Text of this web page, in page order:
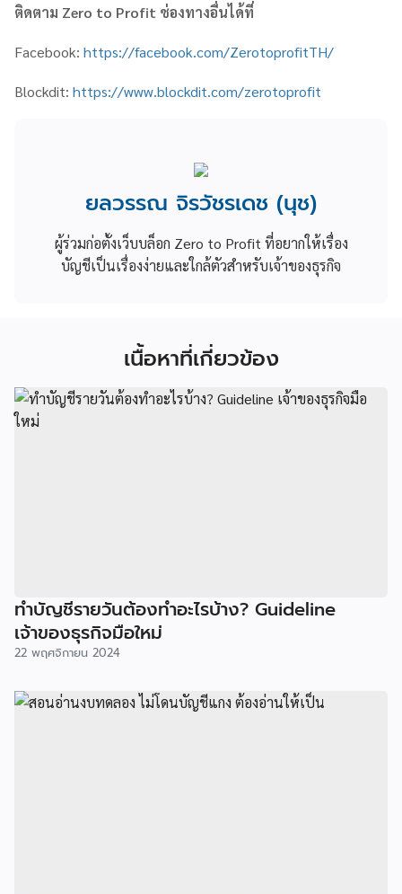
ติดตาม Zero to Profit ช่องทางอื่นได้ที่
Facebook: https://facebook.com/ZerotoprofitTH/
Blockdit: https://www.blockdit.com/zerotoprofit
ยลวรรณ จิรวัชรเดช (นุช)
ผู้ร่วมก่อตั้งเว็บบล็อก Zero to Profit ที่อยากให้เรื่อง
บัญชีเป็นเรื่องง่ายและใกล้ตัวสำหรับเจ้าของธุรกิจ
เนื้อหาที่เกี่ยวข้อง
ทำบัญชีรายวันต้องทำอะไรบ้าง? Guideline
เจ้าของธุรกิจมือใหม่
22 พฤศจิกายน 2024